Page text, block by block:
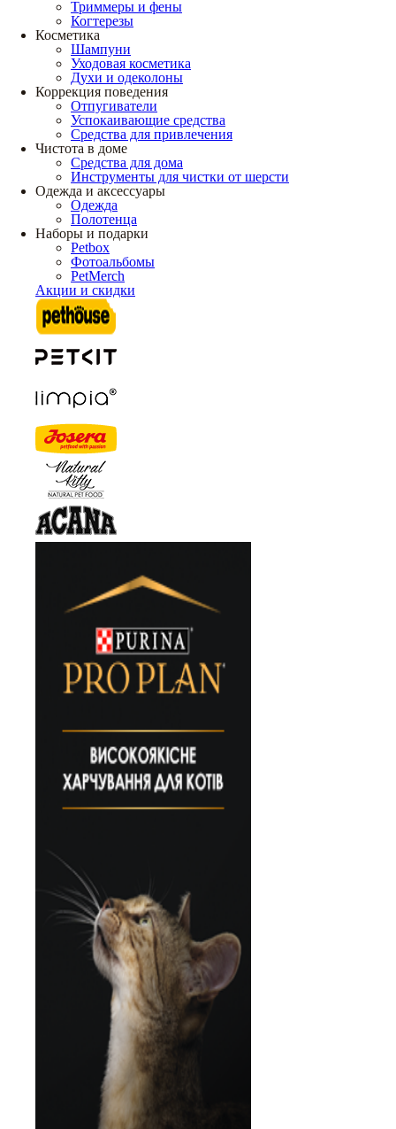
Триммеры и фены
Когтерезы
Косметика
Шампуни
Уходовая косметика
Духи и одеколоны
Коррекция поведения
Отпугиватели
Успокаивающие средства
Средства для привлечения
Чистота в доме
Средства для дома
Инструменты для чистки от шерсти
Одежда и аксессуары
Одежда
Полотенца
Наборы и подарки
Petbox
Фотоальбомы
PetMerch
Акции и скидки